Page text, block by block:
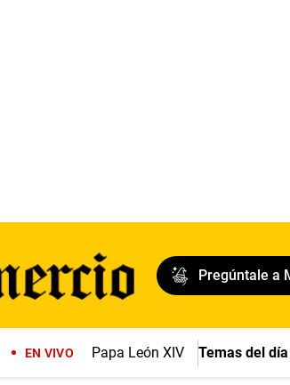
Pregúntale a
EN VIVO Papa León XIV Temas del día